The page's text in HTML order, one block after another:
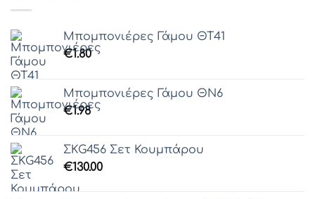
Μπομπονιέρες Γάμου ΘΤ41
€1.80
Μπομπονιέρες Γάμου ΘΝ6
€1.98
ΣΚG456 Σετ Κουμπάρου
€130.00